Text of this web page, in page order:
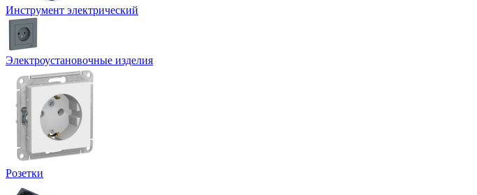
Инструмент электрический
Электроустановочные изделия
Розетки